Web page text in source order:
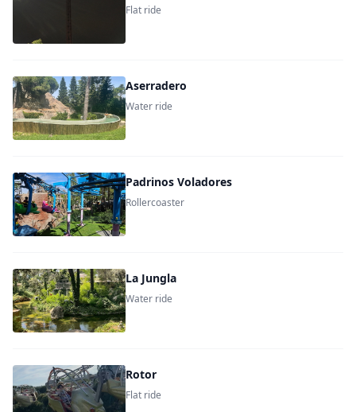
Flat ride
Aserradero
Water ride
Padrinos Voladores
Rollercoaster
La Jungla
Water ride
Rotor
Flat ride